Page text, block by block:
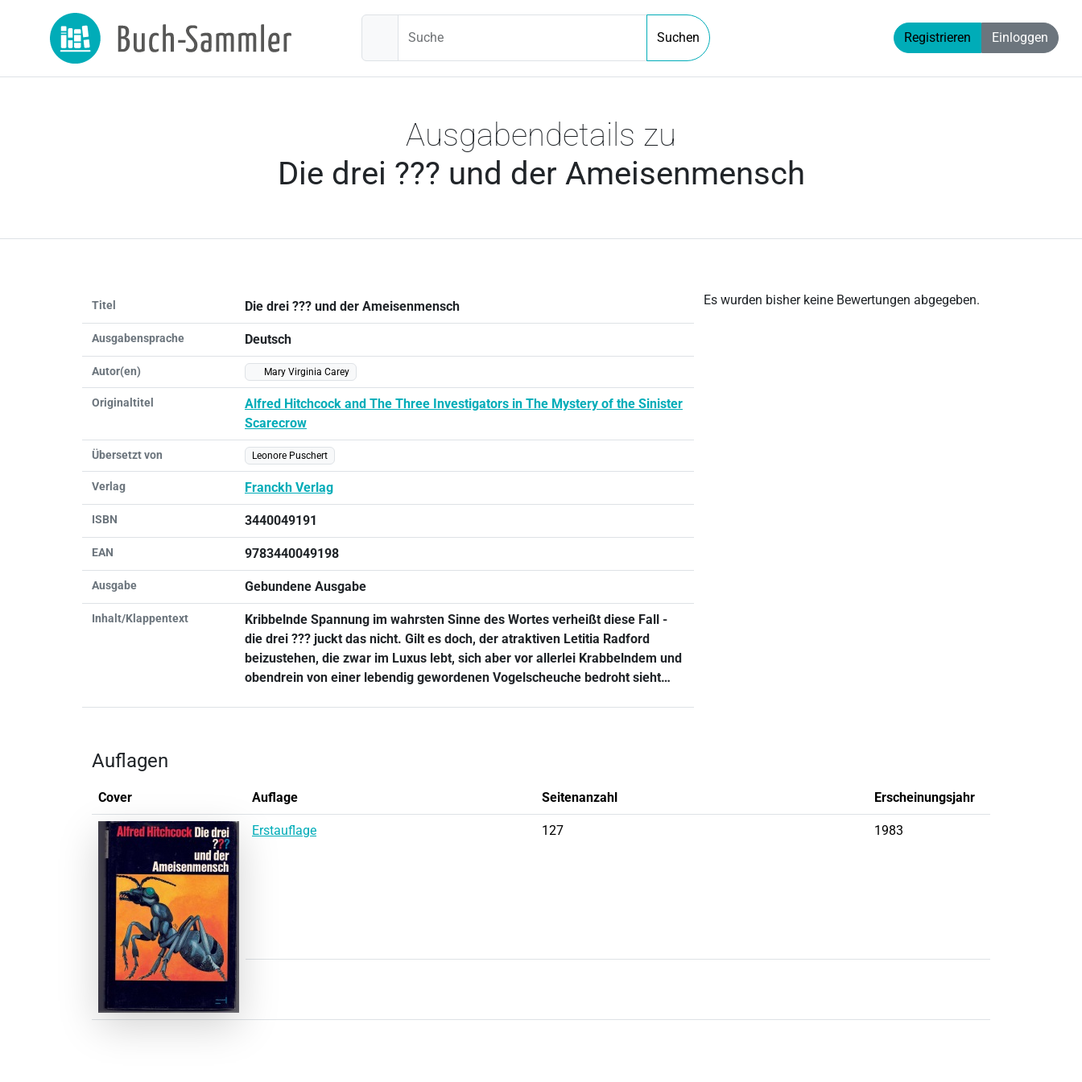
Suche Suchen Registrieren Einloggen
Ausgabendetails zu
Die drei ??? und der Ameisenmensch
Titel Die drei ??? und der Ameisenmensch
Ausgabensprache Deutsch
Autor(en) Mary Virginia Carey
Originaltitel
Alfred Hitchcock and The Three Investigators in The Mystery of the Sinister
Scarecrow
Übersetzt von Leonore Puschert
Verlag Franckh Verlag
ISBN 3440049191
EAN 9783440049198
Ausgabe Gebundene Ausgabe
Inhalt/Klappentext
Kribbelnde Spannung im wahrsten Sinne des Wortes verheißt diese Fall -
die drei ??? juckt das nicht. Gilt es doch, der atraktiven Letitia Radford
beizustehen, die zwar im Luxus lebt, sich aber vor allerlei Krabbelndem und
obendrein von einer lebendig gewordenen Vogelscheuche bedroht sieht…
Es wurden bisher keine Bewertungen abgegeben.
Auflagen
Cover Auflage Seitenanzahl Erscheinungsjahr
Erstauflage 127 1983